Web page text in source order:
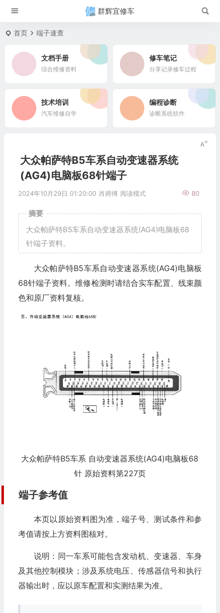
群辉宜修车
首页 端子速查
文档手册
综合维修资料
修车笔记
分享记录修车过程
技术培训
汽车维修自学
编程诊断
诊断系统软件
大众帕萨特B5车系自动变速器系统
(AG4)电脑板68针端子
2024年10月29日 01:20:00 肖师傅 80
阅读模式
摘要
大众帕萨特B5车系自动变速器系统(AG4)电脑板68
针端子资料。
大众帕萨特B5车系自动变速器系统(AG4)电脑板
68针端子资料。维修检测时请结合实车配置、线束颜
色和原厂资料复核。
大众帕萨特B5车系 自动变速器系统(AG4)电脑板68
针 原始资料第227页
端子参考值
本页以原始资料图为准，端子号、测试条件和参
考值请按上方资料图核对。
说明：同一车系可能包含发动机、变速器、车身
及其他控制模块；涉及系统电压、传感器信号和执行
器输出时，应以原车配置和实测结果为准。